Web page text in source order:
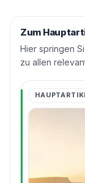
Zum
Hier springen
zu allen